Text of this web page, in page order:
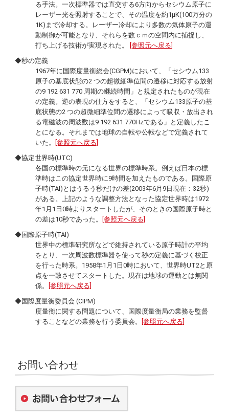
る手法。一次標準器では直交する6方向からセシウム原子に
レーザー光を照射することで、その温度を約1µK(100万分の
1K)まで冷却する。レーザー冷却により多数の気体原子の運
動制御が可能となり、それらを数ｃｍの空間内に捕捉し、
打ち上げる技術が実現された。
[参照元へ戻る]
◆秒の定義
1967年に国際度量衡総会(CGPM)において、「セシウム133
原子の基底状態の2 つの超微細準位間の遷移に対応する放射
の9 192 631 770 周期の継続時間」と規定されたものが現在
の定義。逆の表現の仕方をすると、「セシウム133原子の基
底状態の2 つの超微細準位間の遷移によって吸収・放出され
る電磁波の周波数は9 192 631 770Hzである」と定義したこ
とになる。それまでは地球の自転や公転などで定義されて
いた。
[参照元へ戻る]
◆協定世界時(UTC)
各国の標準時の元になる世界の標準時系。例えば日本の標
準時はこの協定世界時に9時間を加えたものである。国際原
子時(TAI)とはうるう秒だけの差(2003年6月9日現在：32秒)
がある。上記のような調整方法となった協定世界時は1972
年1月1日0時よりスタートしたが、そのときの国際原子時と
の差は10秒であった。
[参照元へ戻る]
◆国際原子時(TAI)
世界中の標準研究所などで維持されている原子時計の平均
をとり、一次周波数標準器を使って秒の定義に基づく校正
を行った時系。1958年1月1日0時において、世界時UT2と原
点を一致させてスタートした。現在は地球の運動とは無関
係。
[参照元へ戻る]
◆国際度量衡委員会 (CIPM)
度量衡に関する問題について、国際度量衡局の業務を監督
することなどの業務を行う委員会。
[参照元へ戻る]
お問い合わせ